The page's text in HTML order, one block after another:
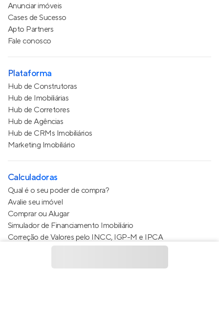
Anunciar imóveis
Cases de Sucesso
Apto Partners
Fale conosco
Plataforma
Hub de Construtoras
Hub de Imobiliárias
Hub de Corretores
Hub de Agências
Hub de CRMs Imobiliários
Marketing Imobiliário
Calculadoras
Qual é o seu poder de compra?
Avalie seu imóvel
Comprar ou Alugar
Simulador de Financiamento Imobiliário
Correção de Valores pelo INCC, IGP-M e IPCA
Estimativa de valor do condomínio